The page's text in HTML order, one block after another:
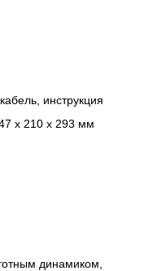
инструкция
x 210 x 293 мм
динамиком,